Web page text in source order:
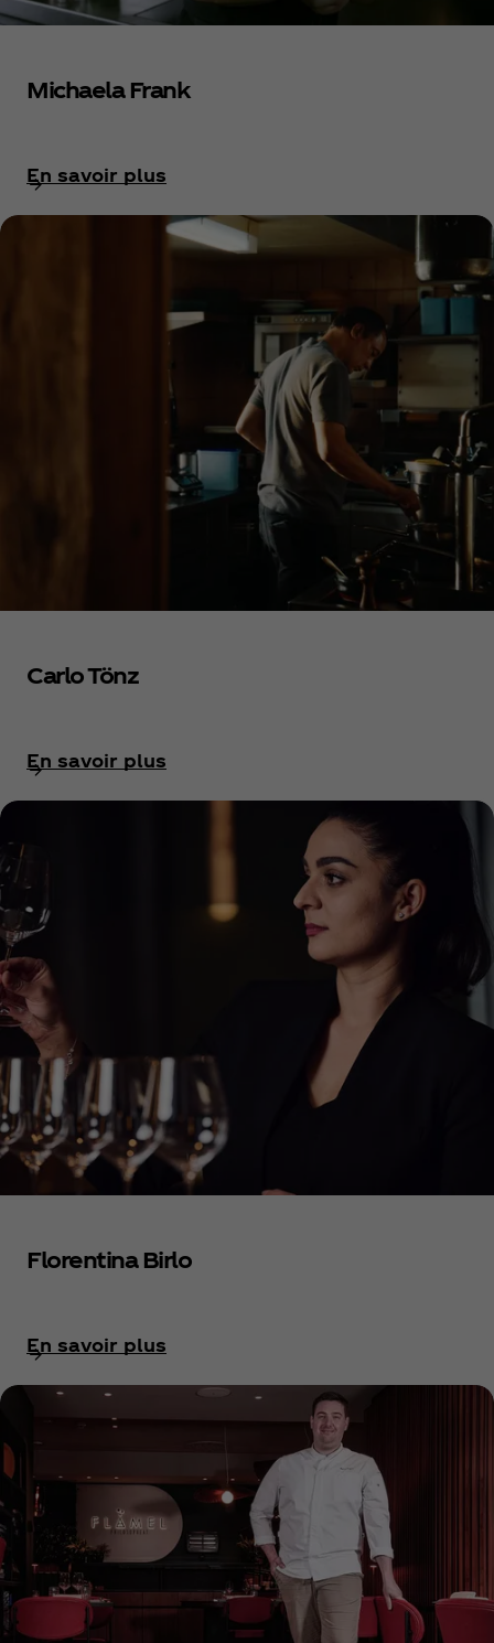
Michaela Frank
En savoir plus
Carlo Tönz
En savoir plus
Florentina Birlo
En savoir plus